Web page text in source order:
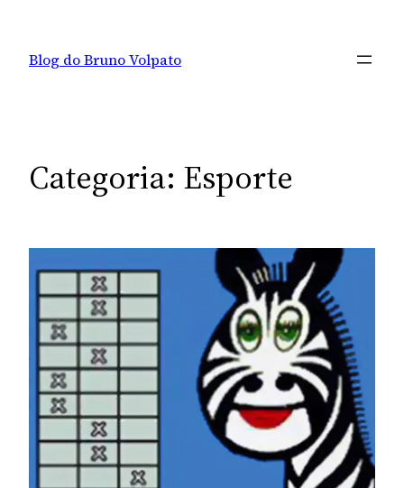
Blog do Bruno Volpato
Categoria: Esporte